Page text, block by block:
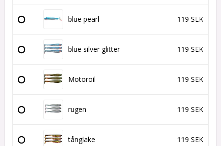
blue pearl 119 SEK
blue silver glitter 119 SEK
Motoroil 119 SEK
rugen 119 SEK
tånglake 119 SEK